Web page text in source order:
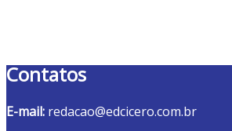
Contatos
E-mail: redacao@edcicero.com.br